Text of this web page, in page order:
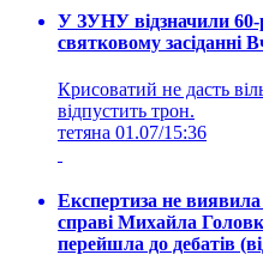
У ЗУНУ відзначили 60-
святковому засіданні
Крисоватий не дасть
відпустить трон.
тетяна 01.07/15:36
Експертиза не виявила
справі Михайла
перейшла до дебатів